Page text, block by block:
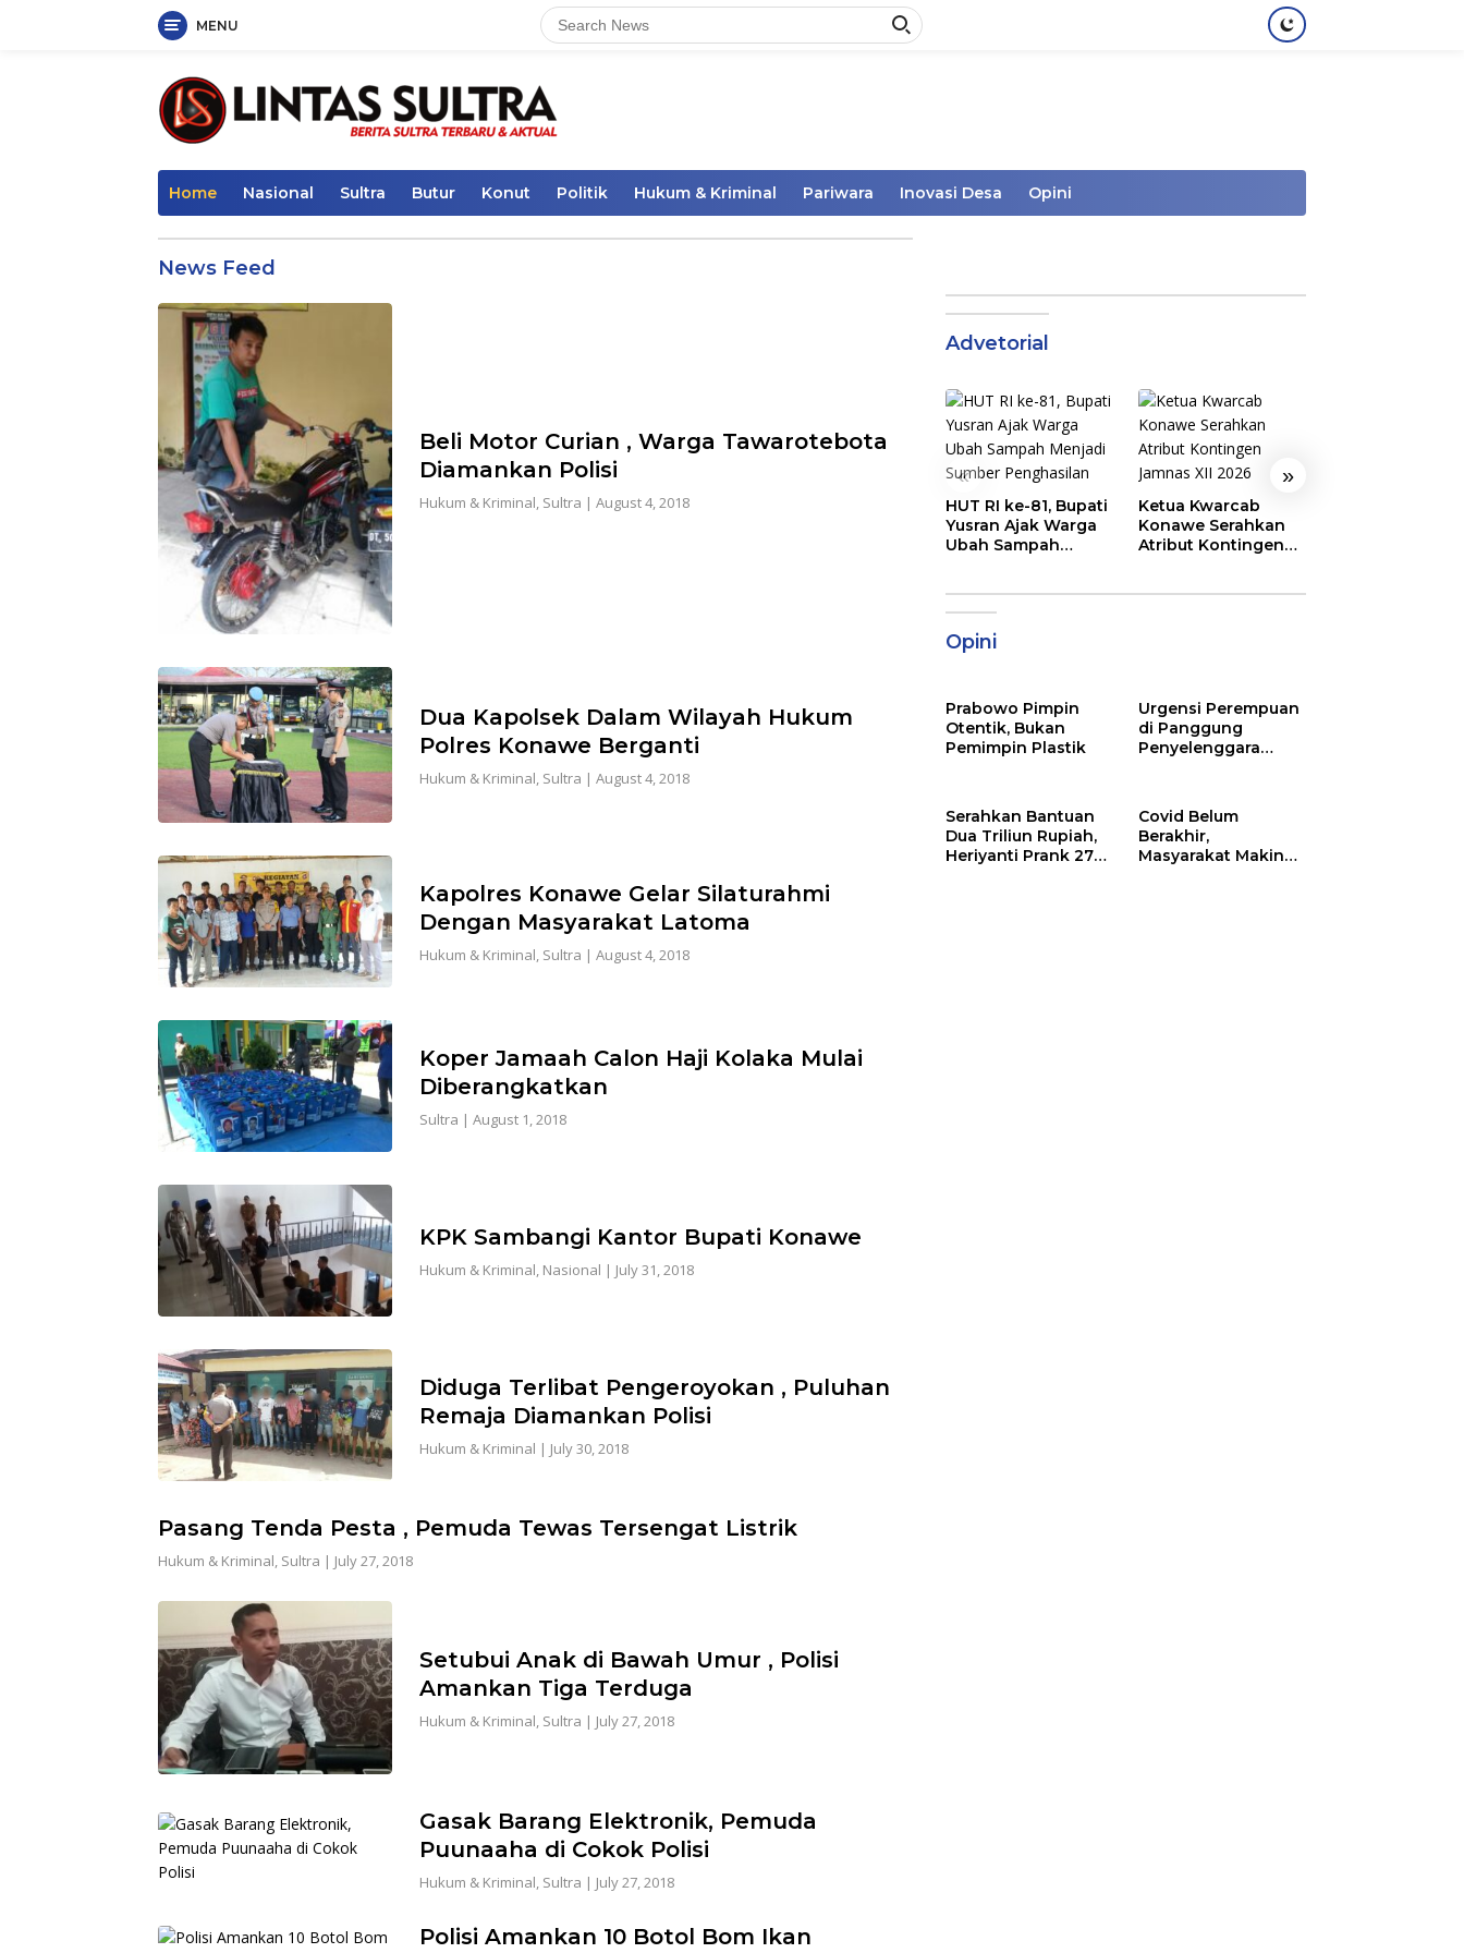
MENU
Home Nasional Sultra Butur Konut Politik Hukum & Kriminal Pariwara Inovasi Desa Opini
Lintas
News Feed
Beli Motor Curian , Warga Tawarotebota
Diamankan Polisi
Hukum & Kriminal, Sultra | August 4, 2018
Dua Kapolsek Dalam Wilayah Hukum
Polres Konawe Berganti
Hukum & Kriminal, Sultra | August 4, 2018
Kapolres Konawe Gelar Silaturahmi
Dengan Masyarakat Latoma
Hukum & Kriminal, Sultra | August 4, 2018
Koper Jamaah Calon Haji Kolaka Mulai
Diberangkatkan
Sultra | August 1, 2018
KPK Sambangi Kantor Bupati Konawe
Hukum & Kriminal, Nasional | July 31, 2018
Diduga Terlibat Pengeroyokan , Puluhan
Remaja Diamankan Polisi
Hukum & Kriminal | July 30, 2018
Pasang Tenda Pesta , Pemuda Tewas Tersengat Listrik
Hukum & Kriminal, Sultra | July 27, 2018
Setubui Anak di Bawah Umur , Polisi
Amankan Tiga Terduga
Hukum & Kriminal, Sultra | July 27, 2018
Gasak Barang Elektronik, Pemuda
Puunaaha di Cokok Polisi
Hukum & Kriminal, Sultra | July 27, 2018
Polisi Amankan 10 Botol Bom Ikan
Advetorial
« »
HUT RI ke-81, Bupati
Yusran Ajak Warga
Ubah Sampah
Ketua Kwarcab
Konawe Serahkan
Atribut Kontingen
Opini
Prabowo Pimpin
Otentik, Bukan
Pemimpin Plastik
Urgensi Perempuan
di Panggung
Penyelenggara
Serahkan Bantuan
Dua Triliun Rupiah,
Heriyanti Prank 270
Covid Belum
Berakhir,
Masyarakat Makin